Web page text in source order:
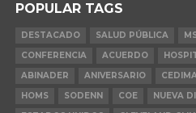
POPULAR TAGS
DESTACADO SALUD PÚBLICA
CONFERENCIA
ACUERDO
ABINADER
ANIVERSARIO
HOMS
SODENN COE NUEVA